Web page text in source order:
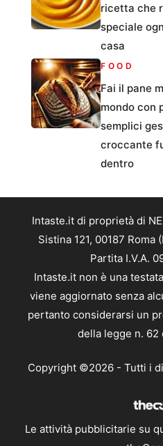
ricetta che
speciale
casa
FOOD
Fai il pane
mondo con
semplici
croccante
dentro
Intaste.it di proprietà di
Sistina 121, 00187 Roma
Partita I.V.A.
Intaste.it non è una
viene aggiornato senza
pertanto considerarsi un
della legge n. 62
Copyright ©2026 - Tutti i
Le attività pubblicitarie su